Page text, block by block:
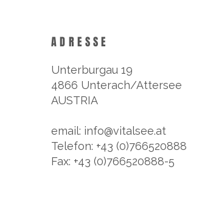
ADRESSE
Unterburgau 19
4866 Unterach/Attersee
AUSTRIA
email: info@vitalsee.at
Telefon: +43 (0)766520888
Fax: +43 (0)766520888-5